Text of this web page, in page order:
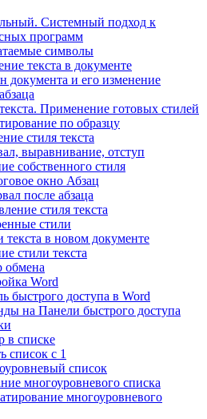
Системный подход к
программ
символы
текста в документе
документа и его изменение
Применение готовых стилей
по образцу
стиля текста
выравнивание, отступ
собственного стиля
окно Абзац
после абзаца
стиля текста
стили
в новом документе
стили текста
обмена
Word
быстрого доступа в Word
на Панели быстрого доступа
в списке
список с 1
список
многоуровневого списка
многоуровневого